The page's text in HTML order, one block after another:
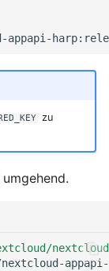
2013
2013
zu